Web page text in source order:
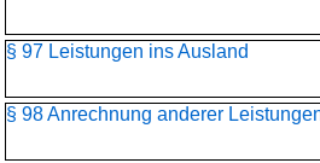
§ 97 Leistungen ins Ausland
§ 98 Anrechnung anderer